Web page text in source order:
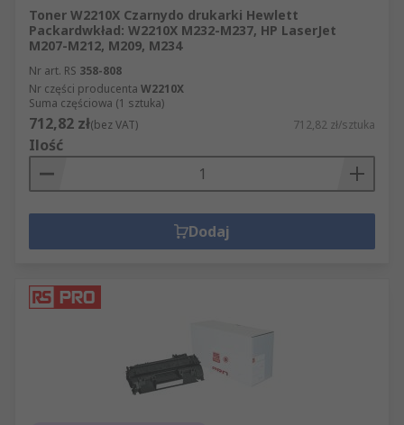
Toner W2210X Czarnydo drukarki Hewlett
Packardwkład: W2210X M232-M237, HP LaserJet
M207-M212, M209, M234
Nr art. RS 358-808
Nr części producenta W2210X
Suma częściowa (1 sztuka)
712,82 zł(bez VAT) 712,82 zł/sztuka
Ilość
Dodaj